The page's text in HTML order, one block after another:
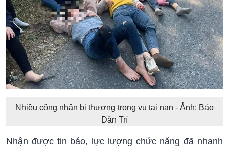
Nhiều công nhân bị thương trong vụ tai nạn - Ảnh: Báo
Dân Trí
Nhận được tin báo, lực lượng chức năng đã nhanh